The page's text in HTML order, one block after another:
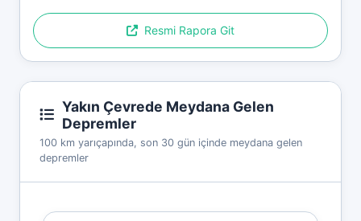
Resmi Rapora Git
Yakın Çevrede Meydana Gelen
Depremler
100 km yarıçapında, son 30 gün içinde meydana gelen
depremler